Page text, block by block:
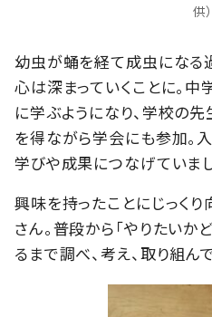
供）
幼虫が蛹を経て成虫になる
心は深まっていくことに。中
に学ぶようになり、学校の
を得ながら学会にも参加。
学びや成果につなげていまし
興味を持ったことにじっく
さん。普段から「やりたいか
るまで調べ、考え、取り組ん